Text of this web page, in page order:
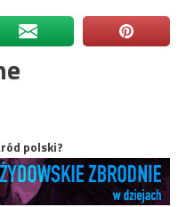
polski?